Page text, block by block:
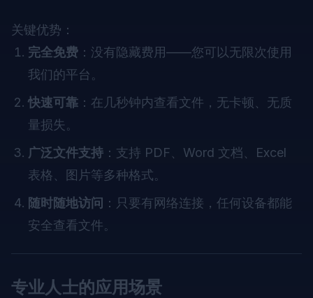
关键优势：
完全免费 ：没有隐藏费用——您可以无限次使用
我们的平台。
快速可靠 ：在几秒钟内查看文件，无卡顿、无质
量损失。
广泛文件支持 ：支持 PDF、Word 文档、Excel
表格、图片等多种格式。
随时随地访问 ：只要有网络连接，任何设备都能
安全查看文件。
专业人士的应用场景